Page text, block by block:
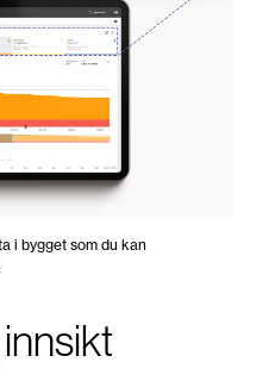
i bygget som du kan